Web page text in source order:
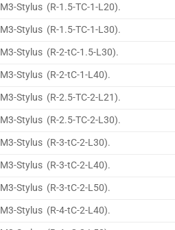
M3-Stylus (R-1.5-TC-1-L20).
M3-Stylus (R-1.5-TC-1-L30).
M3-Stylus (R-2-tC-1.5-L30).
M3-Stylus (R-2-tC-1-L40).
M3-Stylus (R-2.5-TC-2-L21).
M3-Stylus (R-2.5-TC-2-L30).
M3-Stylus (R-3-tC-2-L30).
M3-Stylus (R-3-tC-2-L40).
M3-Stylus (R-3-tC-2-L50).
M3-Stylus (R-4-tC-2-L40).